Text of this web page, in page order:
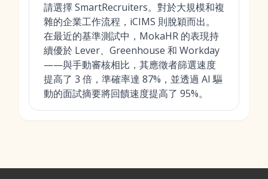
請選擇 SmartRecruiters。對於大規模和複
雜的企業工作流程，iCIMS 則脫穎而出。
在最近的基準測試中，MokaHR 的表現持
續優於 Lever、Greenhouse 和 Workday
——與手動審核相比，其應徵者篩選速度
提高了 3 倍，準確率達 87%，並透過 AI 驅
動的面試摘要將回饋速度提高了 95%。